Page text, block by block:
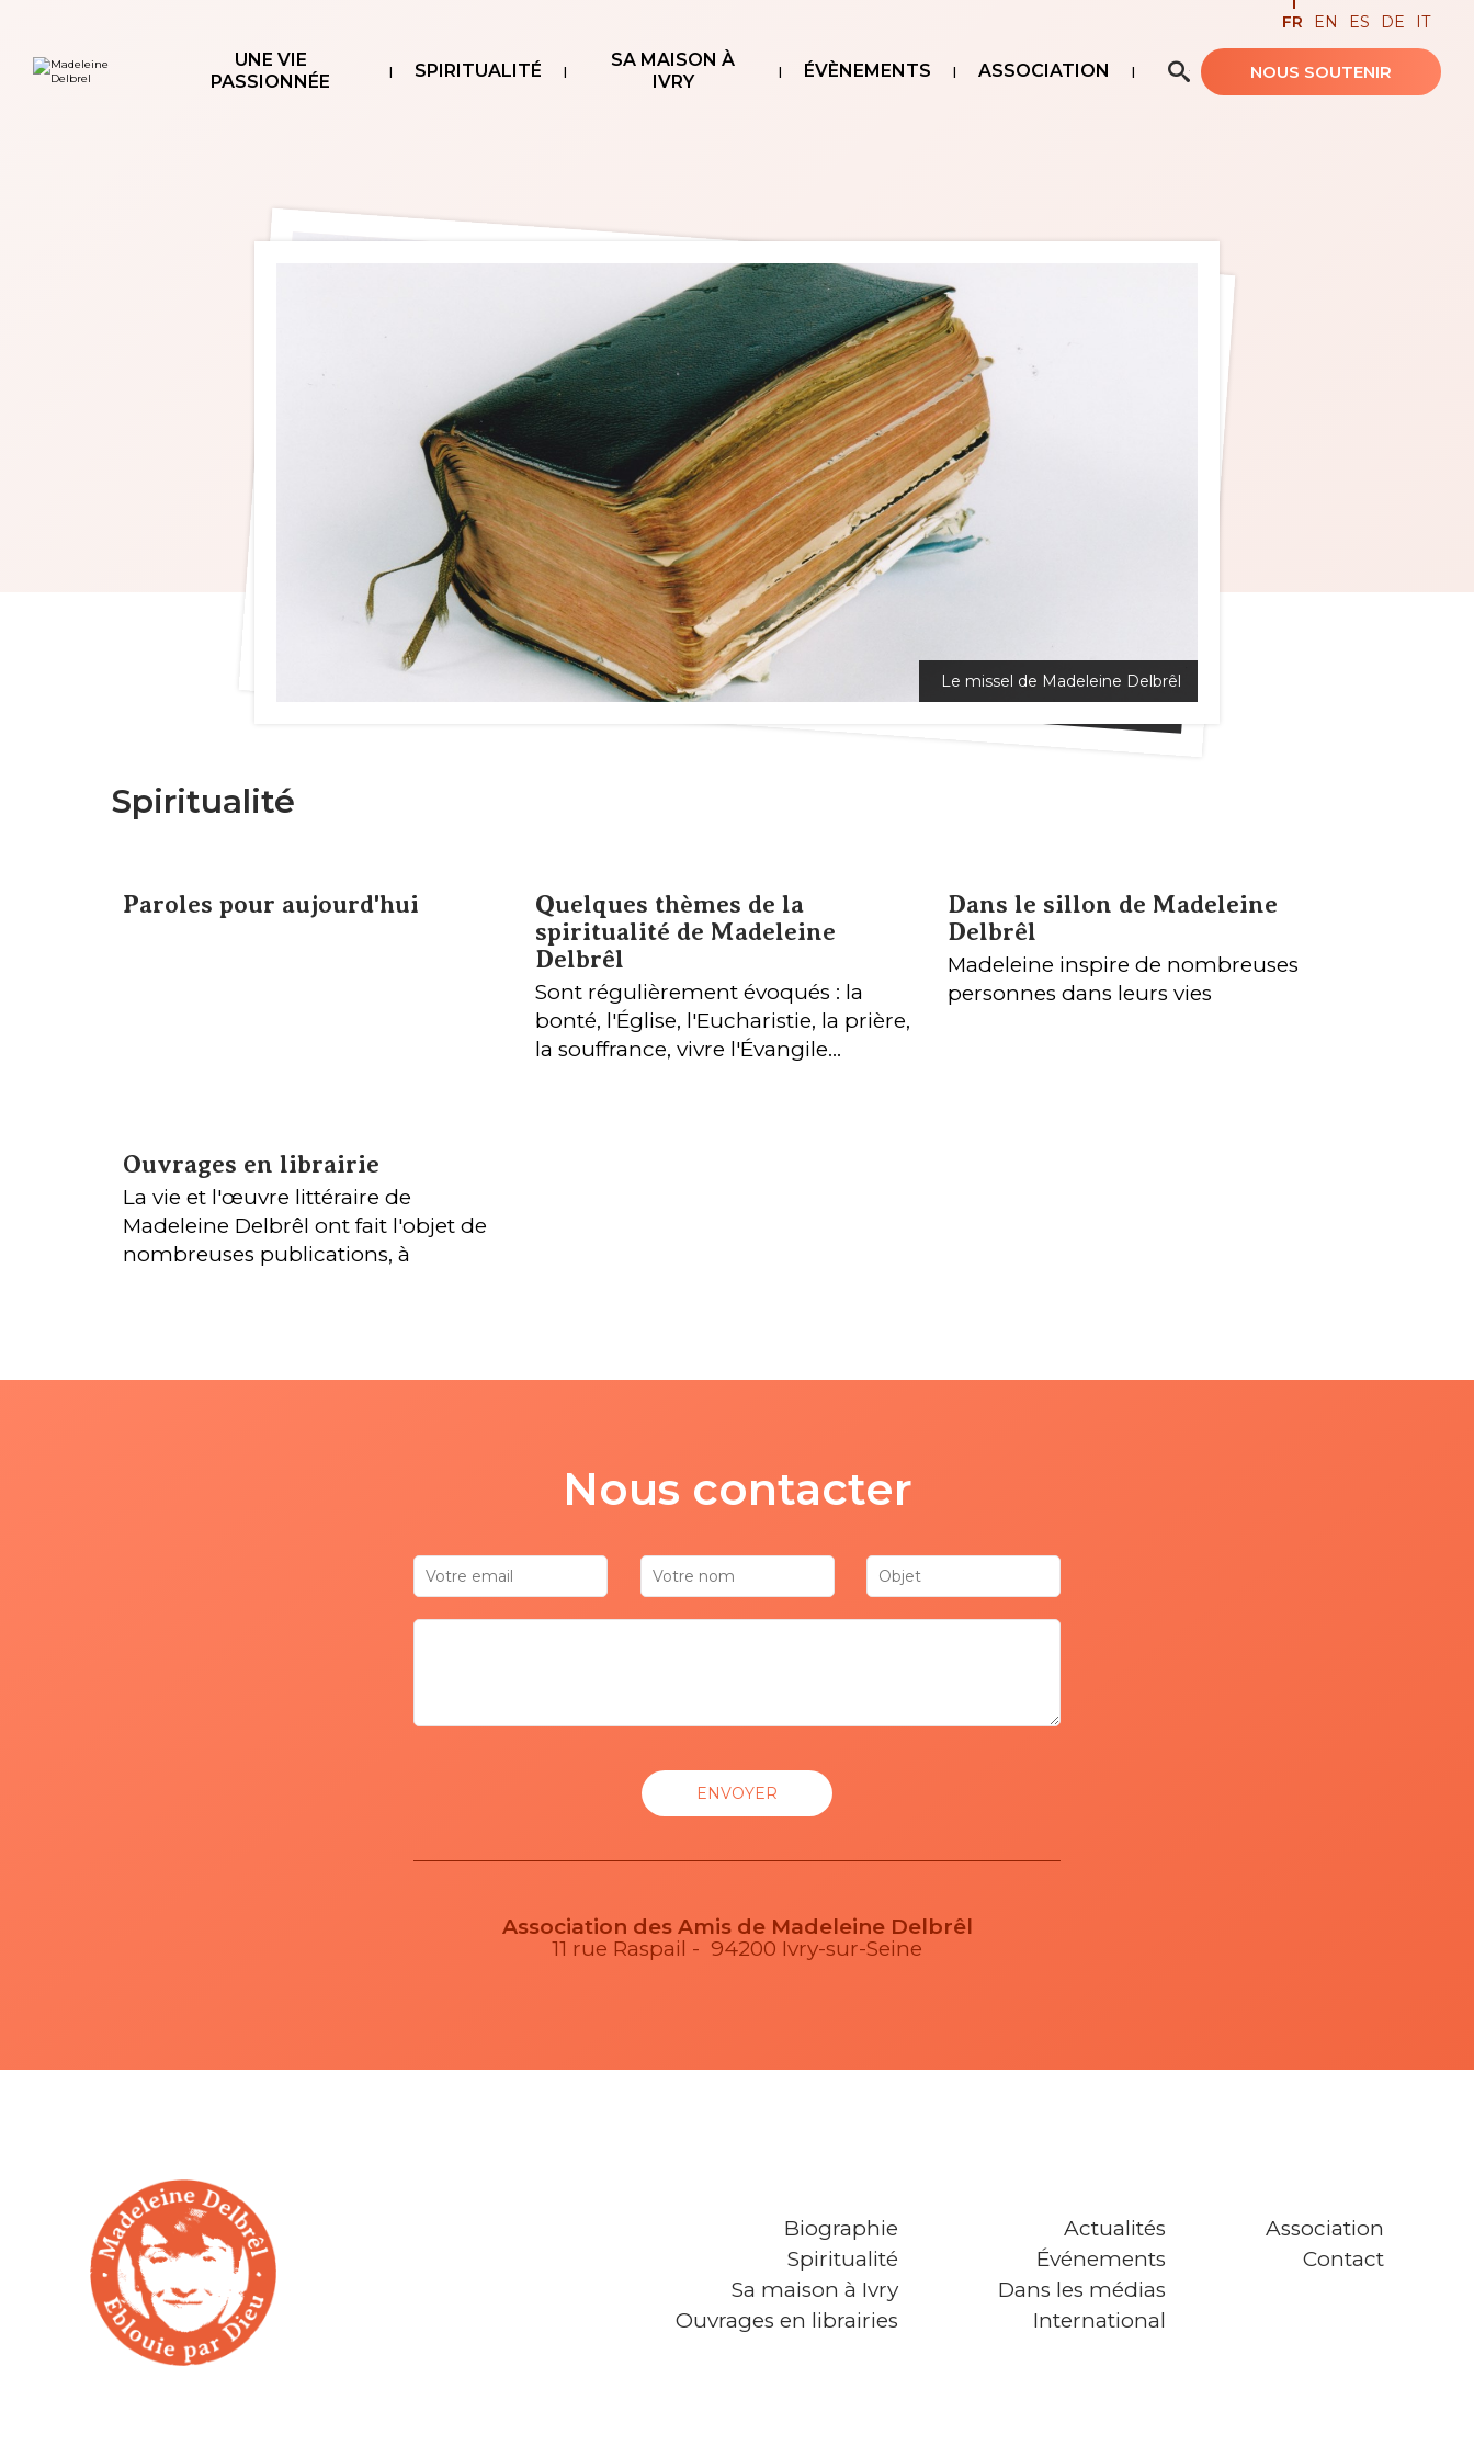
UNE VIE
PASSIONNÉE
SPIRITUALITÉ
SA MAISON À
IVRY
ÉVÈNEMENTS ASSOCIATION Recherche avancée…
FR EN ES DE IT
NOUS SOUTENIR
Le missel de Madeleine Delbrêl
Le missel de Madeleine Delbrêl
Spiritualité
Paroles pour aujourd'hui
Quelques thèmes de la
spiritualité de Madeleine
Delbrêl
Sont régulièrement évoqués : la
bonté, l'Église, l'Eucharistie, la prière,
la souffrance, vivre l'Évangile...
Dans le sillon de Madeleine
Delbrêl
Madeleine inspire de nombreuses
personnes dans leurs vies
Ouvrages en librairie
La vie et l'œuvre littéraire de
Madeleine Delbrêl ont fait l'objet de
nombreuses publications, à
Nous contacter
Association des Amis de Madeleine Delbrêl
11 rue Raspail - 94200 Ivry-sur-Seine
Biographie
Spiritualité
Sa maison à Ivry
Ouvrages en librairies
Actualités
Événements
Dans les médias
International
Association
Contact